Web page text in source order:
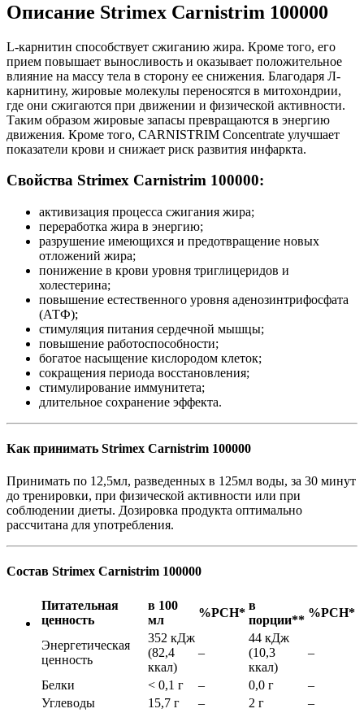
Описание Strimex Carnistrim 100000
L-карнитин способствует сжиганию жира. Кроме того, его
прием повышает выносливость и оказывает положительное
влияние на массу тела в сторону ее снижения. Благодаря Л-
карнитину, жировые молекулы переносятся в митохондрии,
где они сжигаются при движении и физической активности.
Таким образом жировые запасы превращаются в энергию
движения. Кроме того, CARNISTRIM Concentrate улучшает
показатели крови и снижает риск развития инфаркта.
Свойства Strimex Carnistrim 100000:
активизация процесса сжигания жира;
переработка жира в энергию;
разрушение имеющихся и предотвращение новых
отложений жира;
понижение в крови уровня триглицеридов и
холестерина;
повышение естественного уровня аденозинтрифосфата
(АТФ);
стимуляция питания сердечной мышцы;
повышение работоспособности;
богатое насыщение кислородом клеток;
сокращения периода восстановления;
стимулирование иммунитета;
длительное сохранение эффекта.
Как принимать Strimex Carnistrim 100000
Принимать по 12,5мл, разведенных в 125мл воды, за 30 минут
до тренировки, при физической активности или при
соблюдении диеты. Дозировка продукта оптимально
рассчитана для употребления.
Состав Strimex Carnistrim 100000
Питательная
ценность
в 100
мл
%РСН*
в
порции**
%РСН*
Энергетическая
ценность
352 кДж
(82,4
ккал)
–
44 кДж
(10,3
ккал)
–
Белки < 0,1 г – 0,0 г
–
Углеводы
15,7 г – 2 г
–